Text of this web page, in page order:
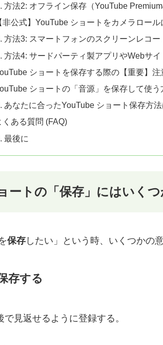
方法2: オフライン保存（YouTube Premium
非公式】YouTube ショートをカメラロー
方法3: スマートフォンのスクリーンレコー
方法4: サードパーティ製アプリやWebサイ
ショートを保存する際の【重要】注
ショートの「音源」を保存して使う
あなたに合ったYouTube ショート保存方法
くある質問 (FAQ)
最後に
ートの「保存」にはいく
保存 したい」という時、いくつかの
存する
で見返せるように登録する。